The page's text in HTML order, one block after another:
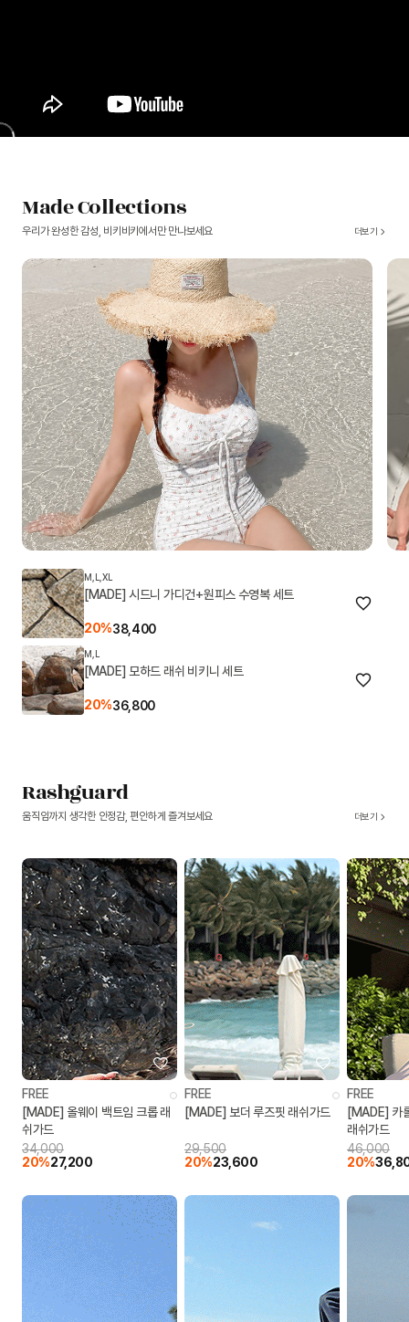
Made Collections
우리가 완성한 감성, 비키비키에서만 만나보세요 더보기
M,L,XL
[MADE] 시드니 가디건+원피스 수영복 세트
20%38,400
M,L
[MADE] 모하드 래쉬 비키니 세트
20%36,800
Rashguard
움직임까지 생각한 안정감, 편안하게 즐겨보세요 더보기
FREE
[MADE] 올웨이 백트임 크롭 래
쉬가드
34,000
20%27,200
FREE
[MADE] 보더 루즈핏 래쉬가드
29,500
20%23,600
FREE
[MADE] 카
래쉬가드
46,000
20%